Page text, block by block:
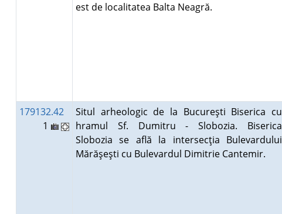
est de localitatea Balta Neagră.
179132.42
1
Situl arheologic de la Bucureşti Biserica cu
hramul Sf. Dumitru - Slobozia. Biserica
Slobozia se află la intersecţia Bulevardului
Mărăşeşti cu Bulevardul Dimitrie Cantemir.